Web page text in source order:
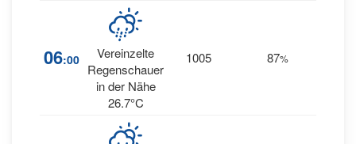
06:00
Vereinzelte
Regenschauer
in der Nähe
26.7°C
1005 87%